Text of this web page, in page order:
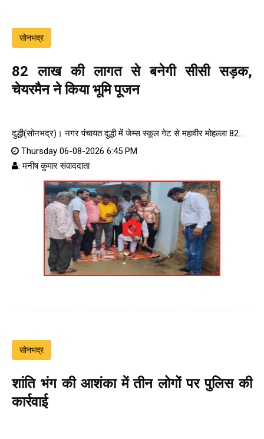
सोनभद्र
82 लाख की लागत से बनेगी सीसी सड़क,
चेयरमैन ने किया भूमि पूजन
दुद्धी(सोनभद्र)। नगर पंचायत दुद्धी में जेम्स स्कूल गेट से महावीर मोहल्ला 82....
Thursday 06-08-2026 6:45 PM
: मनीष कुमार संवाददाता
सोनभद्र
शांति भंग की आशंका में तीन लोगों पर पुलिस की
कार्रवाई